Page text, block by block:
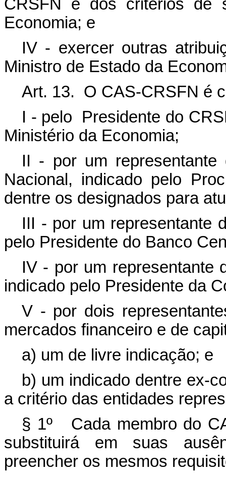
CRSFN e dos critérios de
Economia; e
IV - exercer outras
Ministro de Estado da
Art. 13. O CAS-CRSFN é
I - pelo Presidente do
Ministério da Economia;
II - por um representante
Nacional, indicado pelo
dentre os designados para
III - por um representante
pelo Presidente do Banco
IV - por um representante
indicado pelo Presidente da
V - por dois
mercados financeiro e de
a) um de livre indicação; e
b) um indicado dentre ex-
a critério das entidades
§ 1º Cada membro do
substituirá em suas
preencher os mesmos